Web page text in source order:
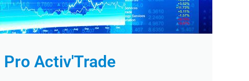
Pro Activ'Trade